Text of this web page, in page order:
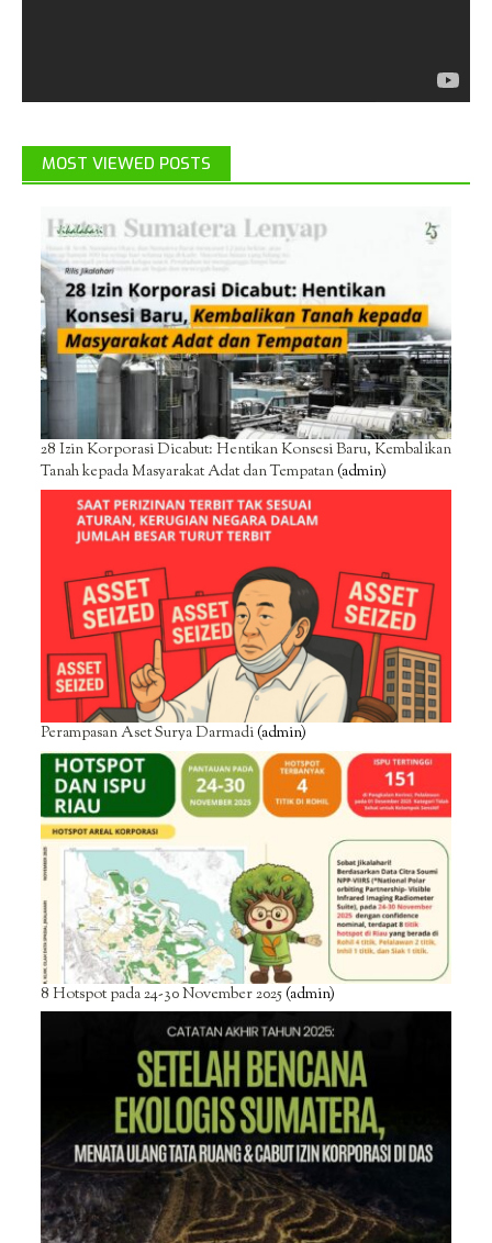
MOST VIEWED POSTS
28 Izin Korporasi Dicabut: Hentikan Konsesi Baru, Kembalikan
Tanah kepada Masyarakat Adat dan Tempatan(admin)
Perampasan Aset Surya Darmadi(admin)
8 Hotspot pada 24-30 November 2025(admin)